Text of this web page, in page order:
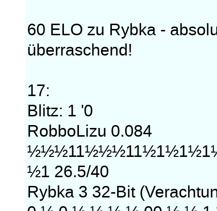
60 ELO zu Rybka -
überraschend!
17:
Blitz: 1 '0
RobboLizu 0.084
½1 26.5/40
Rybka 3 32-Bit